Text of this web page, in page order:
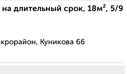
длительный срок, 18м², 5/9
Куникова 66